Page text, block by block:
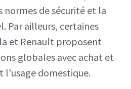
normes de sécurité et la
Par ailleurs, certaines
et Renault proposent
globales avec achat et
domestique.